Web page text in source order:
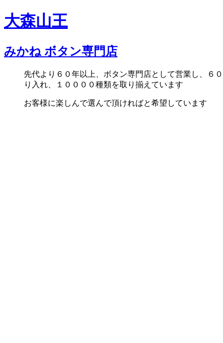
大森山王
みかね ボタン専門店
先代より６０年以上、ボタン専門店として営業し、６
り入れ、１００００種類を取り揃えています
お客様に楽しんで選んで頂ければと希望しています